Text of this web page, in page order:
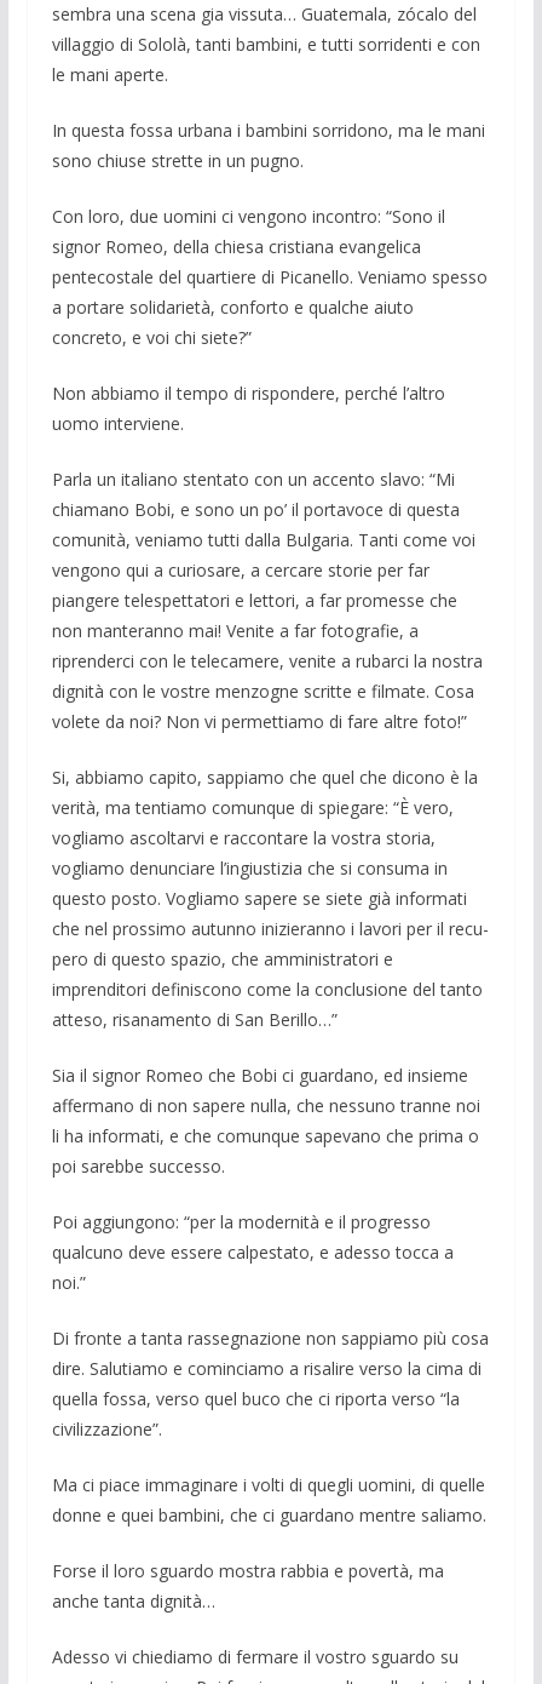
sembra una scena gia vissuta… Guatemala, zócalo del
villaggio di So­lolà, tanti bambini, e tutti sorridenti e con
le mani aperte.
In questa fossa urbana i bambini sorri­dono, ma le mani
sono chiuse strette in un pugno.
Con loro, due uomini ci vengono in­contro: “Sono il
signor Romeo, della chiesa cristiana evangelica
pentecostale del quartiere di Picanello. Veniamo spes­so
a portare solidarietà, conforto e qual­che aiuto
concreto, e voi chi siete?”
Non abbiamo il tempo di rispondere, perché l’altro
uomo interviene.
Parla un italiano stentato con un accen­to slavo: “Mi
chiamano Bobi, e sono un po’ il portavoce di questa
comunità, ve­niamo tutti dalla Bulgaria. Tanti come voi
vengono qui a curiosa­re, a cercare storie per far
piangere tele­spettatori e let­tori, a far promesse che
non manteranno mai! Venite a far fotografie, a
riprenderci con le telecamere, venite a rubarci la no­stra
dignità con le vostre menzogne scrit­te e filmate. Cosa
volete da noi? Non vi permettiamo di fare altre foto!”
Si, abbiamo capito, sappiamo che quel che dicono è la
verità, ma tentiamo co­munque di spiegare: “È vero,
vogliamo ascoltarvi e raccontare la vostra storia,
vogliamo denunciare l’ingiustizia che si consuma in
questo posto. Vogliamo sape­re se siete già informati
che nel prossimo autunno inizieranno i lavori per il recu­
pero di questo spazio, che amministratori e
imprenditori definiscono come la con­clusione del tanto
atteso, risanamento di San Berillo…”
Sia il signor Romeo che Bobi ci guar­dano, ed insieme
affermano di non sape­re nulla, che nessuno tranne noi
li ha in­formati, e che comunque sapevano che prima o
poi sarebbe successo.
Poi aggiungono: “per la modernità e il progresso
qualcuno deve essere calpesta­to, e adesso tocca a
noi.”
Di fronte a tanta rassegnazione non sappiamo più cosa
dire. Salutiamo e co­minciamo a risalire verso la cima di
quel­la fossa, verso quel buco che ci riporta verso “la
civilizzazione”.
Ma ci piace immaginare i volti di que­gli uomini, di quelle
donne e quei bambi­ni, che ci guardano mentre saliamo.
Forse il loro sguardo mostra rabbia e povertà, ma
anche tanta dignità…
Adesso vi chiediamo di fermare il vo­stro sguardo su